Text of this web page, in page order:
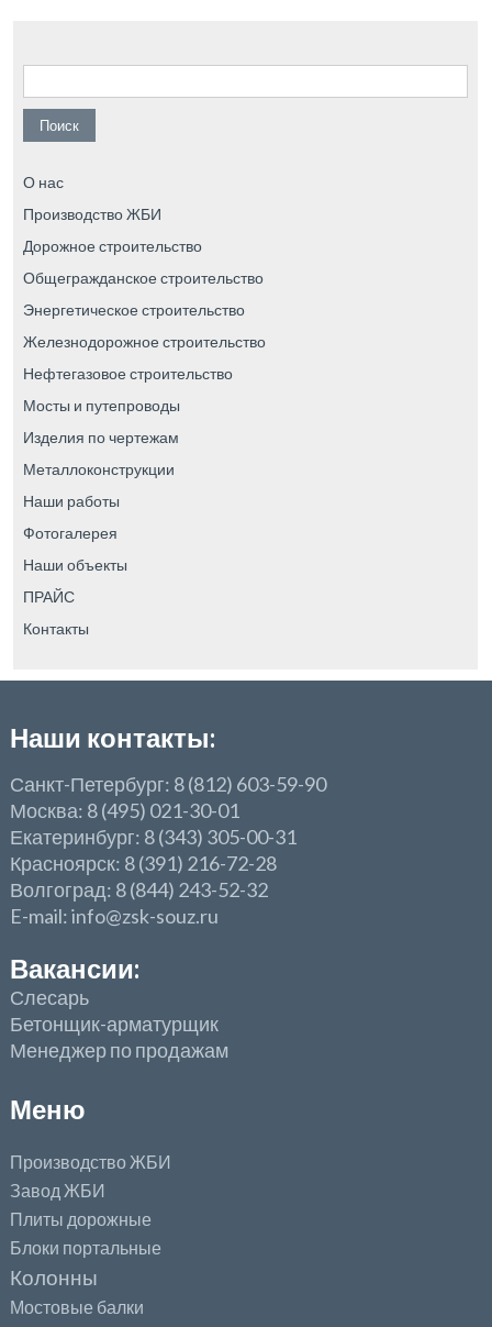
Найти:
О нас
Производство ЖБИ
Дорожное строительство
Общегражданское строительство
Энергетическое строительство
Железнодорожное строительство
Нефтегазовое строительство
Мосты и путепроводы
Изделия по чертежам
Металлоконструкции
Наши работы
Фотогалерея
Наши объекты
ПРАЙС
Контакты
Наши контакты:
Санкт-Петербург: 8 (812) 603-59-90
Москва: 8 (495) 021-30-01
Екатеринбург: 8 (343) 305-00-31
Красноярск: 8 (391) 216-72-28
Волгоград: 8 (844) 243-52-32
E-mail: info@zsk-souz.ru
Вакансии:
Слесарь
Бетонщик-арматурщик
Менеджер по продажам
Меню
Производство ЖБИ
Завод ЖБИ
Плиты дорожные
Блоки портальные
Колонны
Мостовые балки